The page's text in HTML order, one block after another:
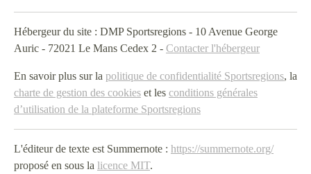
Hébergeur du site : DMP Sportsregions - 10 Avenue George
Auric - 72021 Le Mans Cedex 2 - Contacter l'hébergeur
En savoir plus sur la politique de confidentialité Sportsregions, la
charte de gestion des cookies et les conditions générales
d’utilisation de la plateforme Sportsregions
L'éditeur de texte est Summernote : https://summernote.org/
proposé en sous la licence MIT.